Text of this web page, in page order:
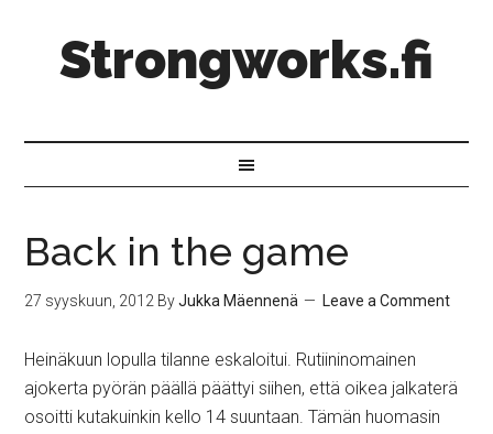
Strongworks.fi
Back in the game
27 syyskuun, 2012 ByJukka Mäennenä Leave a Comment
Heinäkuun lopulla tilanne eskaloitui. Rutiininomainen
ajokerta pyörän päällä päättyi siihen, että oikea jalkaterä
osoitti kutakuinkin kello 14 suuntaan. Tämän huomasin